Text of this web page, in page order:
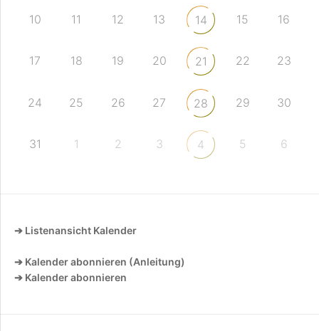
10 11 12 13 14 15 16
17 18 19 20 21 22 23
24 25 26 27 28 29 30
31 1 2 3 4 5 6
➔ Listenansicht Kalender
➔ Kalender abonnieren (Anleitung)
➔ Kalender abonnieren